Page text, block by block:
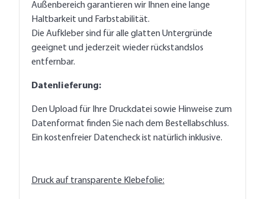
Außenbereich garantieren wir Ihnen eine lange
Haltbarkeit und Farbstabilität.
Die Aufkleber sind für alle glatten Untergründe
geeignet und jederzeit wieder rückstandslos
entfernbar.
Datenlieferung:
Den Upload für Ihre Druckdatei sowie Hinweise zum
Datenformat finden Sie nach dem Bestellabschluss.
Ein kostenfreier Datencheck ist natürlich inklusive.
Druck auf transparente Klebefolie: